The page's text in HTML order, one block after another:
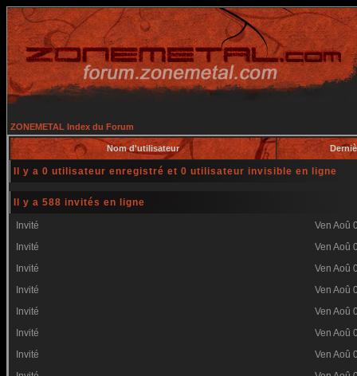
ZONEMETAL Index du Forum
Nom d'utilisateur
Il y a 0 utilisateur enregistré et 0 utilisateur invisible en ligne
Il y a 588 invités en ligne
Invité
Ven Aoû
Invité
Ven Aoû
Invité
Ven Aoû
Invité
Ven Aoû
Invité
Ven Aoû
Invité
Ven Aoû
Invité
Ven Aoû